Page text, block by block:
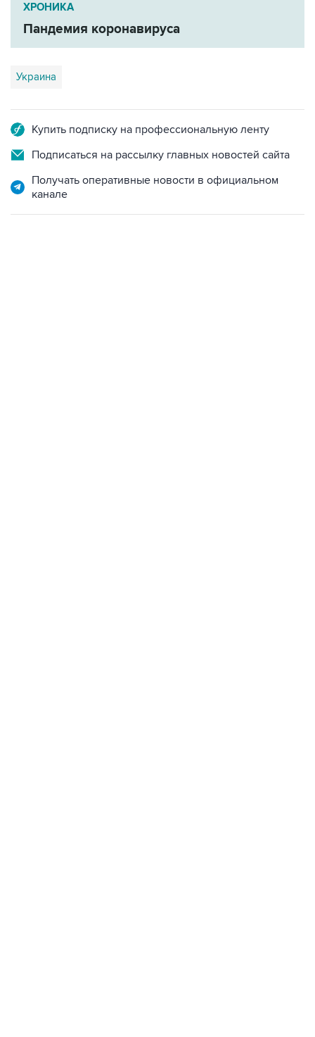
ХРОНИКА
Пандемия коронавируса
Украина
Купить подписку на профессиональную ленту
Подписаться на рассылку главных новостей сайта
Получать оперативные новости в официальном
канале